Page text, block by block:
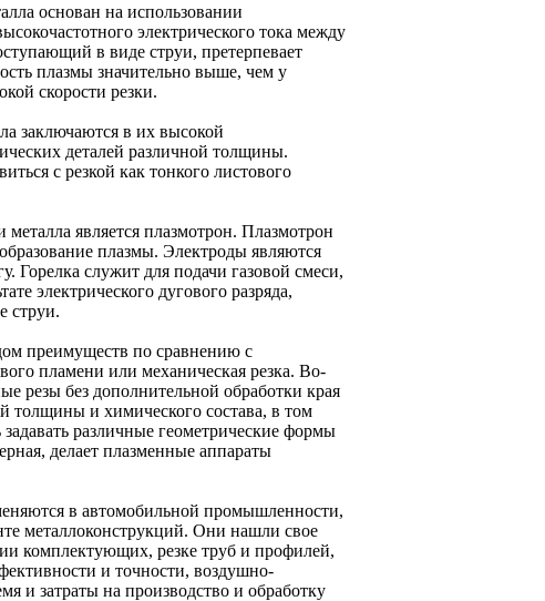
основан на использовании
электрического тока между
в виде струи, претерпевает
плазмы значительно выше, чем у
скорости резки.
заключаются в их высокой
деталей различной толщины.
с резкой как тонкого листового
является плазмотрон. Плазмотрон
плазмы. Электроды являются
Горелка служит для подачи газовой смеси,
электрического дугового разряда,
струи.
преимуществ по сравнению с
пламени или механическая резка. Во-
резы без дополнительной обработки края
толщины и химического состава, в том
различные геометрические формы
делает плазменные аппараты
в автомобильной промышленности,
металлоконструкций. Они нашли свое
комплектующих, резке труб и профилей,
и точности, воздушно-
и затраты на производство и обработку